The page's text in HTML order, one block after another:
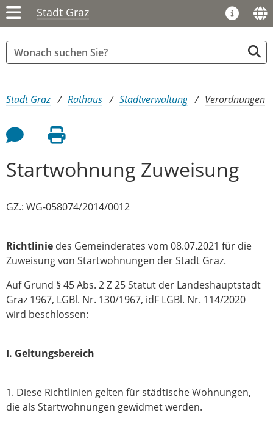
Stadt Graz
Sie sind hier:
Stadt Graz Rathaus Stadtverwaltung Verordnungen
Feedback an Autor
Seite drucken
Startwohnung Zuweisung
GZ.: WG-058074/2014/0012
Richtlinie des Gemeinderates vom 08.07.2021 für die
Zuweisung von Startwohnungen der Stadt Graz.
Auf Grund § 45 Abs. 2 Z 25 Statut der Landeshauptstadt
Graz 1967, LGBl. Nr. 130/1967, idF LGBl. Nr. 114/2020
wird beschlossen:
I. Geltungsbereich
1. Diese Richtlinien gelten für städtische Wohnungen,
die als Startwohnungen gewidmet werden.